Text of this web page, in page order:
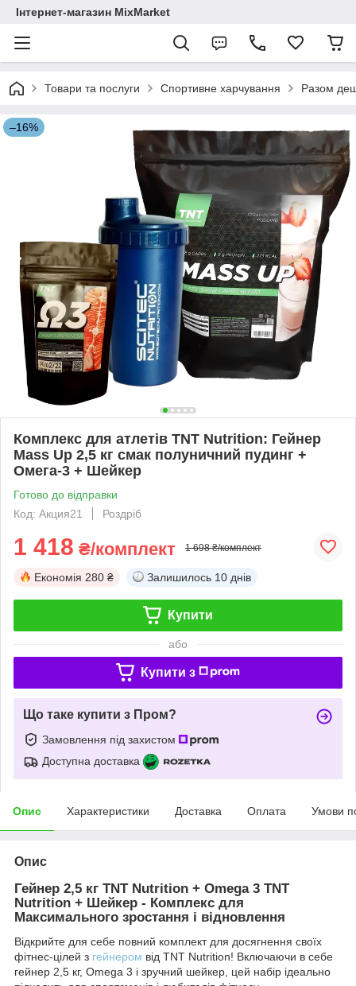
Інтернет-магазин MixMarket
Товари та послуги Спортивне харчування Разом
–16%
Комплекс для атлетів TNT Nutrition: Гейнер
Mass Up 2,5 кг смак полуничний пудинг +
Омега-3 + Шейкер
Готово до відправки
Код: Акция21
Роздріб
1 418 ₴/комплект 1 698 ₴/комплект
Економія 280 ₴ Залишилось 10 днів
Купити
або
Купити з
Що таке купити з Пром?
Замовлення під захистом
Доступна доставка
Опис Характеристики Доставка Оплата Умови
Опис
Гейнер 2,5 кг TNT Nutrition + Omega 3 TNT
Nutrition + Шейкер - Комплекс для
Максимального зростання і відновлення
Відкрийте для себе повний комплект для досягнення своїх
фітнес-цілей з гейнером від TNT Nutrition! Включаючи в себе
гейнер 2,5 кг, Omega 3 і зручний шейкер, цей набір ідеально